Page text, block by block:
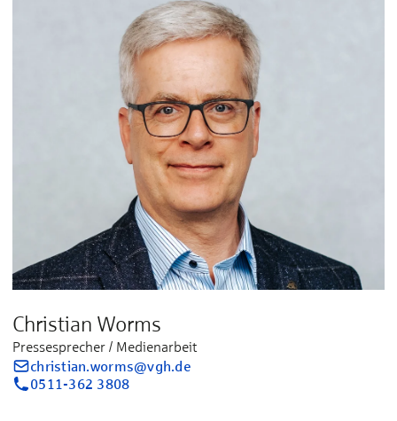
Christian Worms
Pressesprecher / Medienarbeit
christian.worms@vgh.de
0511-362 3808